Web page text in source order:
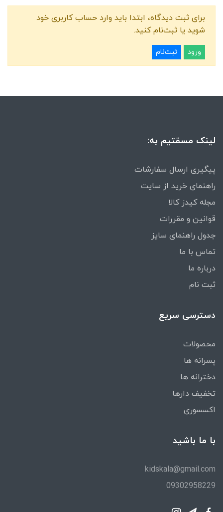
برای ثبت دیدگاه، ابتدا باید وارد حساب کاربری خود
شوید یا ثبت‌نام کنید.
ورود ثبت‌نام
لینک مسقتیم به:
پیگیری ارسال سفارشات
راهنمای خرید از سایت
مجله کیدز کالا
قوانین و مقررات
جدول راهنمای سایز
تماس با ما
درباره ما
ثبت نام
دسترسی سریع
محصولات
پسرانه ها
دخترانه ها
تخفیف دارها
اکسسوری
با ما باشید
kidskala@gmail.com
09302958229